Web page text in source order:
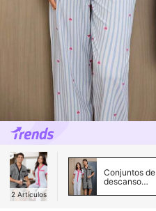
2 Artículos
Conjuntos de
descanso